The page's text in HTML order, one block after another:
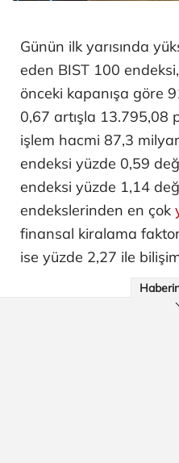
Günün ilk yarısında
eden BIST 100
önceki kapanışa göre
0,67 artışla 13.795,08
işlem hacmi 87,3
endeksi yüzde 0,59
endeksi yüzde 1,14
endekslerinden en çok
finansal kiralama
ise yüzde 2,27 ile